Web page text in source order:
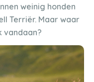
weinig honden
Terriër. Maar waar
vandaan?